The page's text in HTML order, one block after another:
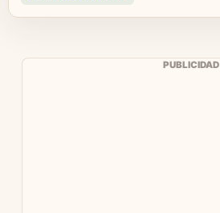
PUBLICIDAD